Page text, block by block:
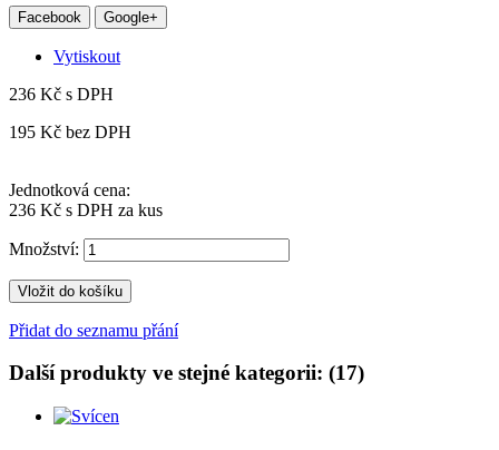
Facebook Google+
Vytiskout
236 Kč s DPH
195 Kč bez DPH
Jednotková cena:
236 Kč s DPH za kus
Množství:
Vložit do košíku
Přidat do seznamu přání
Další produkty ve stejné kategorii: (17)